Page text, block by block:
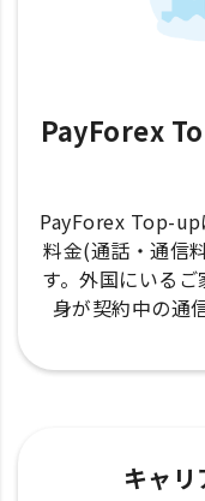
PayForex
PayForex Top-up
料金(通話・通信
す。外国にいる
身が契約中の通
キャ